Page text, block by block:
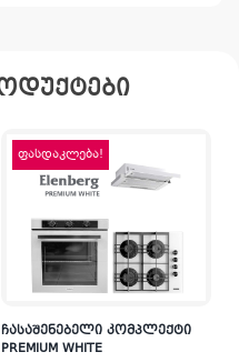
ფასდაკლება!
ჩასაშენებელი კომპლექტი
PREMIUM WHITE